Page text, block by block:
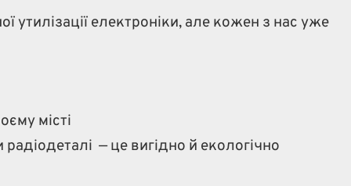
утилізації електроніки, але кожен з нас уже
місті
— це вигідно й екологічно